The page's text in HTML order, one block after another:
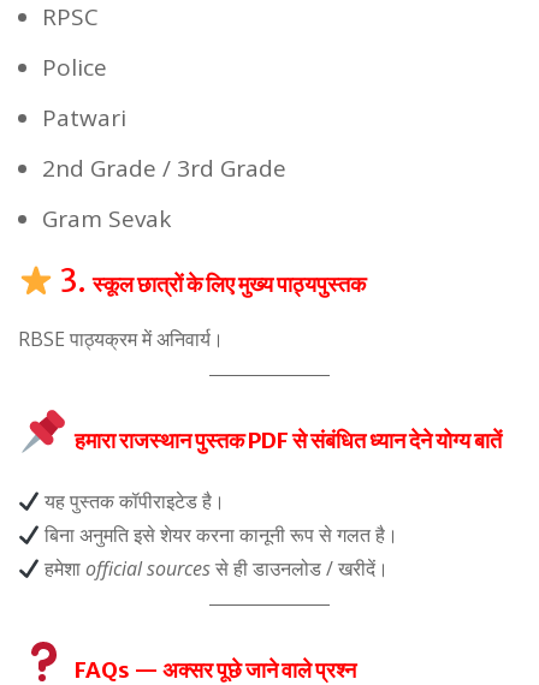
RPSC
Police
Patwari
2nd Grade / 3rd Grade
Gram Sevak
3.स्कूल छात्रों के लिए मुख्य पाठ्यपुस्तक
RBSE पाठ्यक्रम में अनिवार्य।
हमारा राजस्थान पुस्तक PDF से संबंधित ध्यान देने योग्य बातें
यह पुस्तक कॉपीराइटेड है।
बिना अनुमति इसे शेयर करना कानूनी रूप से गलत है।
हमेशाofficial sourcesसे ही डाउनलोड / खरीदें।
FAQs — अक्सर पूछे जाने वाले प्रश्न